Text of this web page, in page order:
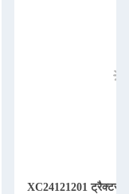
XC24121201 ट्रैक्टर